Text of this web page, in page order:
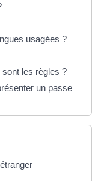
usagées ?
les règles ?
un passe